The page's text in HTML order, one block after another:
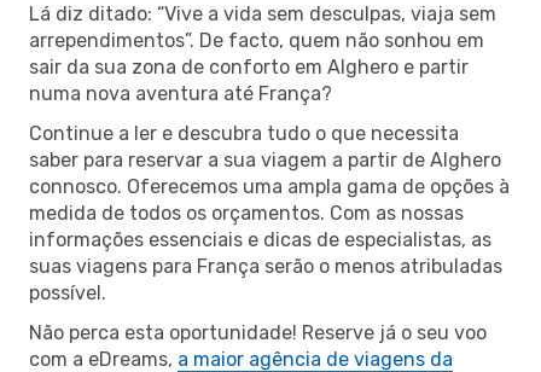
Lá diz ditado: “Vive a vida sem desculpas, viaja sem
arrependimentos”. De facto, quem não sonhou em
sair da sua zona de conforto em Alghero e partir
numa nova aventura até França?
Continue a ler e descubra tudo o que necessita
saber para reservar a sua viagem a partir de Alghero
connosco. Oferecemos uma ampla gama de opções à
medida de todos os orçamentos. Com as nossas
informações essenciais e dicas de especialistas, as
suas viagens para França serão o menos atribuladas
possível.
Não perca esta oportunidade! Reserve já o seu voo
com a eDreams, a maior agência de viagens da